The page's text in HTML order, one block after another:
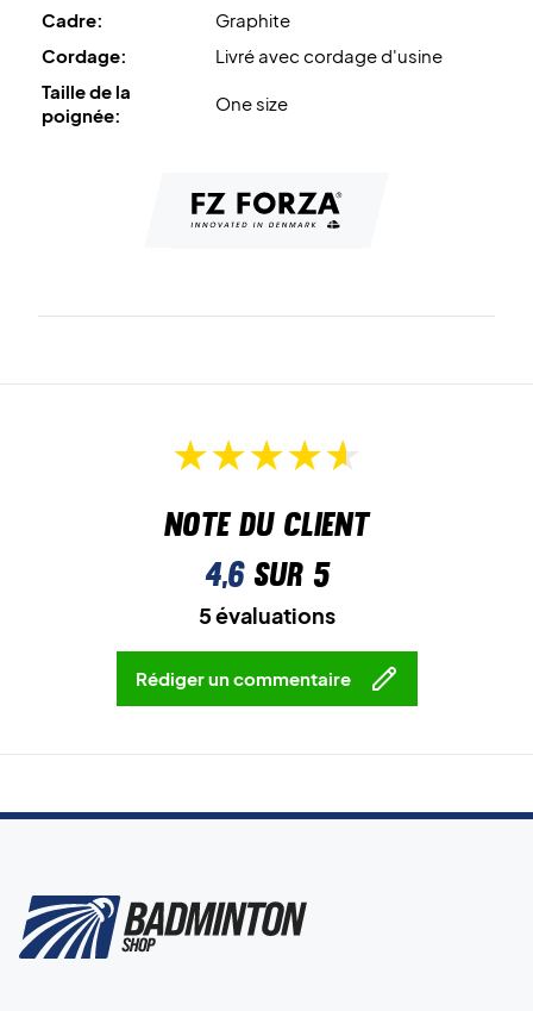
Cadre:
Graphite
Cordage:
Livré avec cordage d'usine
Taille de la
poignée:
One size
Note du client
4,6sur 5
5 évaluations
Rédiger un commentaire